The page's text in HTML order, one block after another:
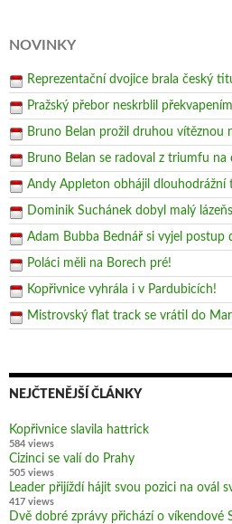
NOVINKY
Reprezentační dvojice brala český
Pražský přebor neskrblil
Bruno Belan prožil druhou vítěznou
Bruno Belan se radoval z triumfu na
Andy Appleton obhájil dlouhodrážní
Dominik Suchánek dobyl malý
Adam Bubba Bednář si vyjel postup
Poláci měli na Borech pré!
Kopřivnice vyhrála i v Pardubicích!
Mistrovský flat track se vrátil do
NEJČTENĚJŠÍ ČLÁNKY
Kopřivnice slavila hattrick
584 views
Cizinci se valí do Prahy
505 views
Leader přijíždí hájit svou pozici na ovál
417 views
Dvě dobré zprávy přichází o víkendové